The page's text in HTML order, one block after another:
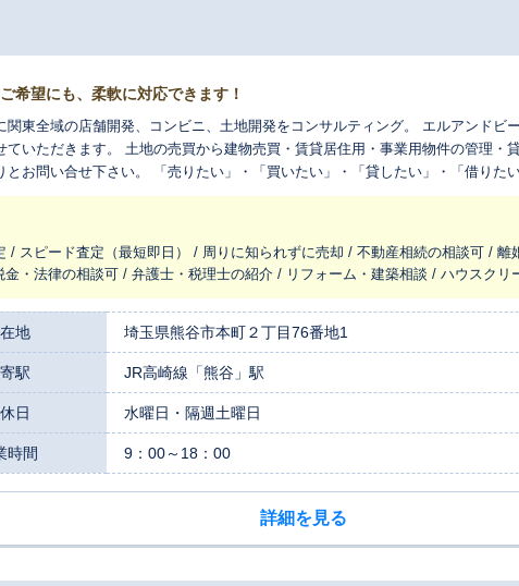
希望にも、柔軟に対応できます！
関東全域の店舗開発、コンビニ、土地開発をコンサルティング。 エルアンドビ
・賃貸居住用・事業用物件の管理・貸駐車場など不動産に関する
とお問い合せ下さい。 「売りたい」・「買いたい」・「貸したい」・「借りた
様一人一人に最適な提案をさせて頂きます。 皆様からのご相談を心よりお待ちしております。
/ スピード査定（最短即日） / 周りに知られずに売却 / 不動産相続の相談可 / 離
金・法律の相談可 / 弁護士・税理士の紹介 / リフォーム・建築相談 / ハウスクリ
地 埼玉県熊谷市本町２丁目76番地1
駅 JR高崎線「熊谷」駅
日 水曜日・隔週土曜日
時間 9：00～18：00
詳細を見る